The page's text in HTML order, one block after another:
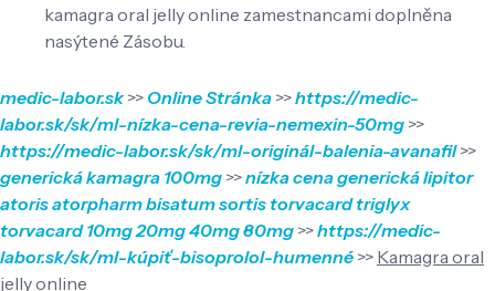
kamagra oral jelly online zamestnancami doplněna
nasýtené Zásobu.
medic-labor.sk>> Online Stránka >>https://medic-
labor.sk/sk/ml-nízka-cena-revia-nemexin-50mg >>
https://medic-labor.sk/sk/ml-originál-balenia-avanafil>>
generická kamagra 100mg >>nízka cena generická lipitor
atoris atorpharm bisatum sortis torvacard triglyx
torvacard 10mg 20mg 40mg 80mg >>https://medic-
labor.sk/sk/ml-kúpiť-bisoprolol-humenné >> Kamagra oral
jelly online